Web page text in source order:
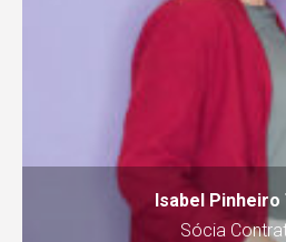
Isabel
Sócia